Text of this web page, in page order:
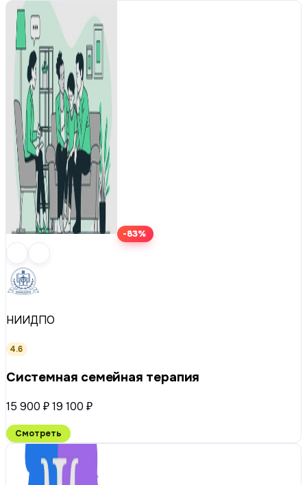
-83%
НИИДПО
4.6
Системная семейная терапия
15 900 ₽19 100 ₽
Смотреть